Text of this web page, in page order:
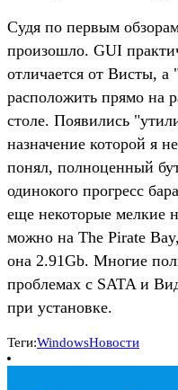
Судя по первым
произошло. GUI
отличается от Висты,
расположить прямо на
столе. Появились
назначение которой я
понял, полноценный
одинокого прогресс
еще некоторые мелкие
можно на The Pirate
она 2.91Gb. Многие
проблемах с SATA и
при установке.
Теги:WindowsНовости